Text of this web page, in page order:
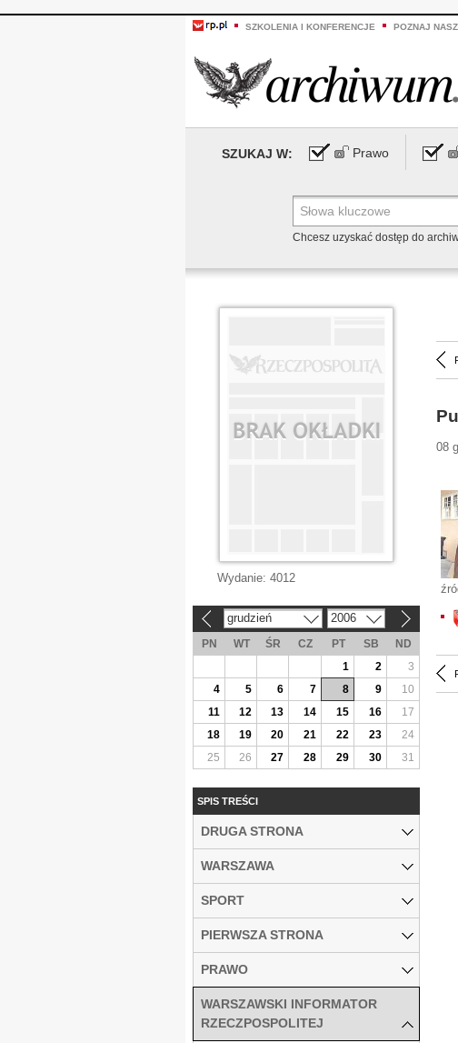
SZKOLENIA I KONFERENCJE POZNAJ
SZUKAJ W: Prawo
Chcesz uzyskać dostęp do
08
Wydanie: 4012
grudzień 2006
PN WT ŚR CZ PT SB
ND
1
2
3
4
5 6 7 8 9
10
11
12 13 14 15 16
17
18
19 20 21 22 23
24
25
26 27 28 29 30 31
SPIS TREŚCI
DRUGA STRONA
WARSZAWA
SPORT
PIERWSZA STRONA
PRAWO
WARSZAWSKI INFORMATOR
RZECZPOSPOLITEJ